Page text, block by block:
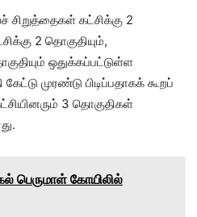
சிறுத்தைகள் கட்சிக்கு 2
2 தொகுதியும்,
ஒதுக்கப்பட்டுள்ள
முரண்டு பிடிப்பதாகக் கூறப்
3 தொகுதிகள்
பெருமாள் கோயிலில்